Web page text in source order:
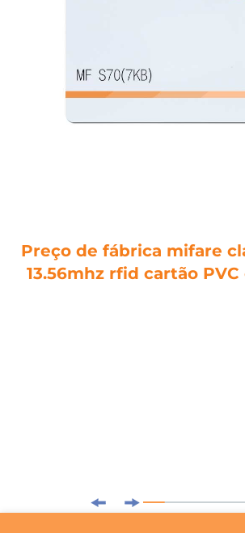
Preço de fábrica mifare
13.56mhz rfid cartão